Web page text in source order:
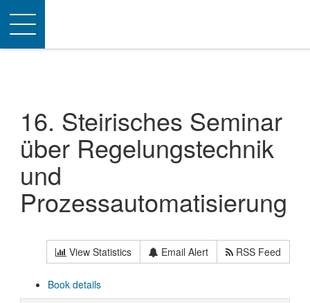
Toggle
navigation
16. Steirisches Seminar
über Regelungstechnik
und
Prozessautomatisierung
View Statistics Email Alert RSS Feed
Book details